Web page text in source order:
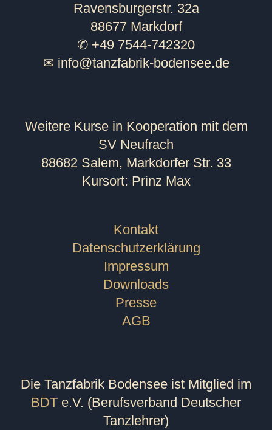
Ravensburgerstr. 32a
88677 Markdorf
✆ +49 7544-742320
✉ info@tanzfabrik-bodensee.de
Weitere Kurse in Kooperation mit dem
SV Neufrach
88682 Salem, Markdorfer Str. 33
Kursort: Prinz Max
Kontakt
Datenschutzerklärung
Impressum
Downloads
Presse
AGB
Die Tanzfabrik Bodensee ist Mitglied im
BDT e.V. (Berufsverband Deutscher
Tanzlehrer)